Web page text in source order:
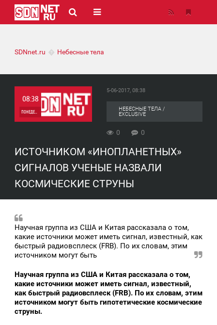
SDNnet.ru Небесные тела
08:38
ПОНЕДЕЛЬНИК
0
5-06-2017, 08:38
НЕБЕСНЫЕ ТЕЛА /
EXCLUSIVE
0 0
ИСТОЧНИКОМ «ИНОПЛАНЕТНЫХ»
СИГНАЛОВ УЧЕНЫЕ НАЗВАЛИ
КОСМИЧЕСКИЕ СТРУНЫ
Научная группа из США и Китая рассказала о том,
какие источники может иметь сигнал, известный, как
быстрый радиовсплеск (FRB). По их словам, этим
источником могут быть
Научная группа из США и Китая рассказала о том,
какие источники может иметь сигнал, известный,
как быстрый радиовсплеск (FRB). По их словам, этим
источником могут быть гипотетические космические
струны.